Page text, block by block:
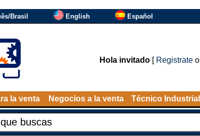
Brasil English Español
Hola invitado[ Registrateo
la venta Negocios a la venta Técnico Industrial